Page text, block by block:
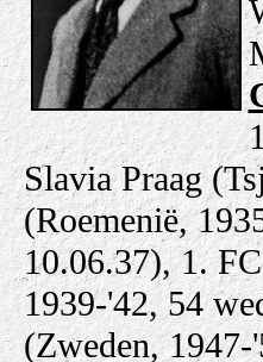
Slavia Praag
(Roemenië,
10.06.37), 1.
1939-'42, 54
(Zweden,